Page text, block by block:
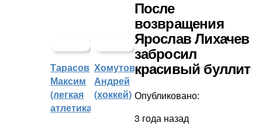
Тарасов
Максим
(легкая
атлетика)
Хомутов
Андрей
(хоккей)
После
возвращения
Ярослав Лихачев
забросил
красивый буллит
Опубликовано:
3 года назад